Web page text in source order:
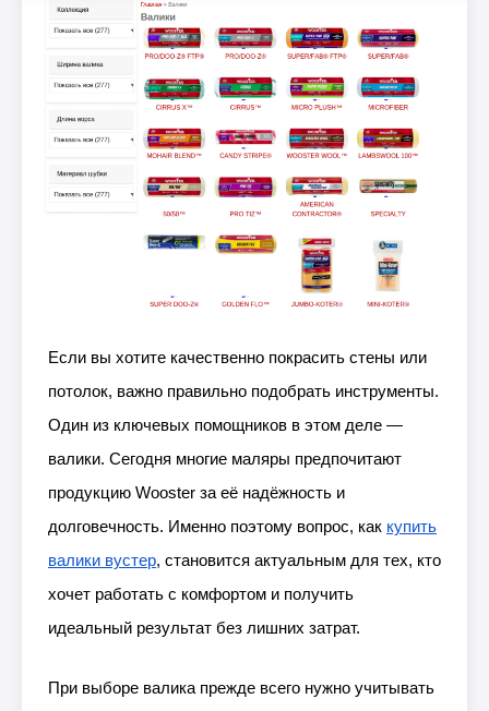
Если вы хотите качественно покрасить стены или
потолок, важно правильно подобрать инструменты.
Один из ключевых помощников в этом деле —
валики. Сегодня многие маляры предпочитают
продукцию Wooster за её надёжность и
долговечность. Именно поэтому вопрос, как купить
валики вустер, становится актуальным для тех, кто
хочет работать с комфортом и получить
идеальный результат без лишних затрат.
При выборе валика прежде всего нужно учитывать